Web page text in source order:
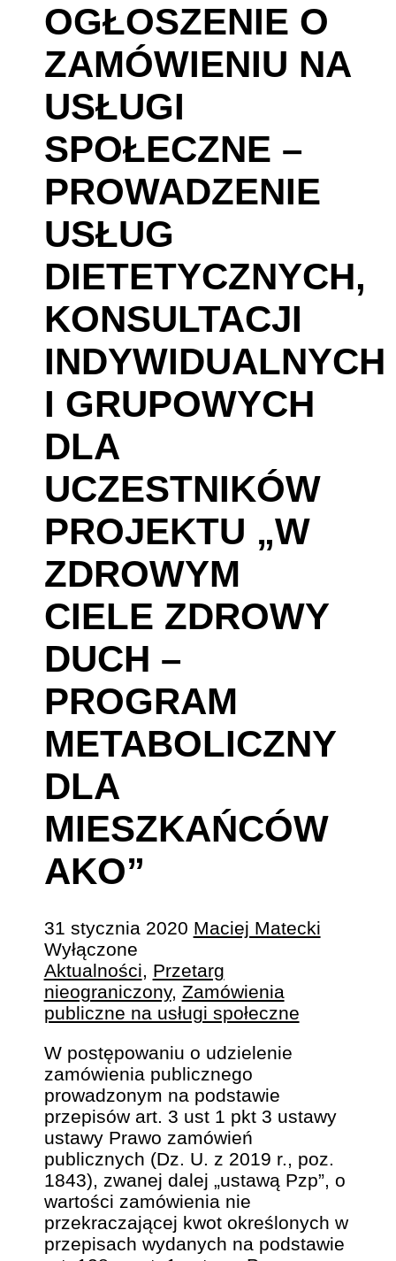
OGŁOSZENIE O
ZAMÓWIENIU NA
USŁUGI
SPOŁECZNE –
PROWADZENIE
USŁUG
DIETETYCZNYCH,
KONSULTACJI
INDYWIDUALNYCH
I GRUPOWYCH
DLA
UCZESTNIKÓW
PROJEKTU „W
ZDROWYM
CIELE ZDROWY
DUCH –
PROGRAM
METABOLICZNY
DLA
MIESZKAŃCÓW
AKO”
31 stycznia 2020 Maciej Matecki
Wyłączone
Aktualności, Przetarg
nieograniczony, Zamówienia
publiczne na usługi społeczne
W postępowaniu o udzielenie
zamówienia publicznego
prowadzonym na podstawie
przepisów art. 3 ust 1 pkt 3 ustawy
ustawy Prawo zamówień
publicznych (Dz. U. z 2019 r., poz.
1843), zwanej dalej „ustawą Pzp”, o
wartości zamówienia nie
przekraczającej kwot określonych w
przepisach wydanych na podstawie